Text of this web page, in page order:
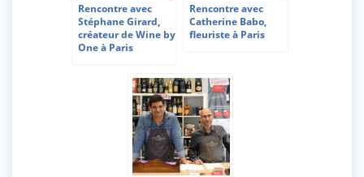
Rencontre avec
Stéphane Girard,
créateur de Wine by
One à Paris
Rencontre avec
Catherine Babo,
fleuriste à Paris